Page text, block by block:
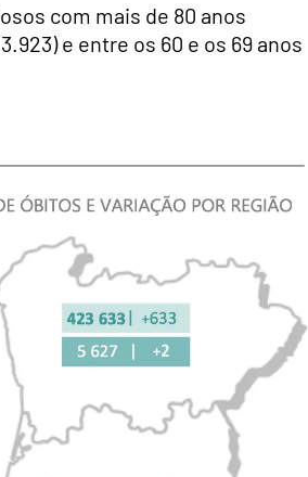
com mais de 80 anos
e entre os 60 e os 69 anos